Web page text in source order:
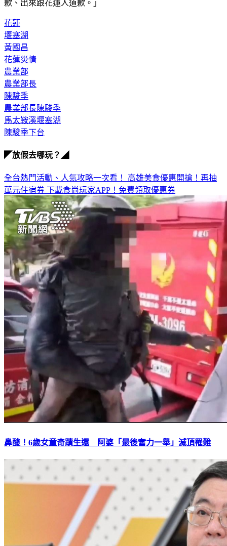
歉、出來跟花蓮人道歉。」
花蓮
堰塞湖
黃國昌
花蓮災情
農業部
農業部長
陳駿季
農業部長陳駿季
馬太鞍溪堰塞湖
陳駿季下台
◤放假去哪玩？◢
全台熱門活動、人氣攻略一次看！ 高雄美食優惠開搶！再抽
萬元住宿券 下載食尚玩家APP！免費領取優惠券
鼻酸！6歲女童奇蹟生還 阿婆「最後奮力一舉」滅頂罹難